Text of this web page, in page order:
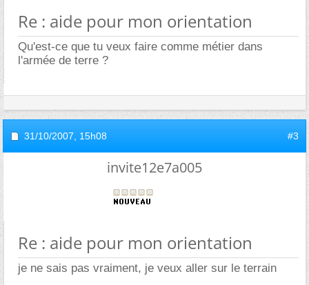
Re : aide pour mon orientation
Qu'est-ce que tu veux faire comme métier dans
l'armée de terre ?
31/10/2007, 15h08 #3
invite12e7a005
Re : aide pour mon orientation
je ne sais pas vraiment, je veux aller sur le terrain